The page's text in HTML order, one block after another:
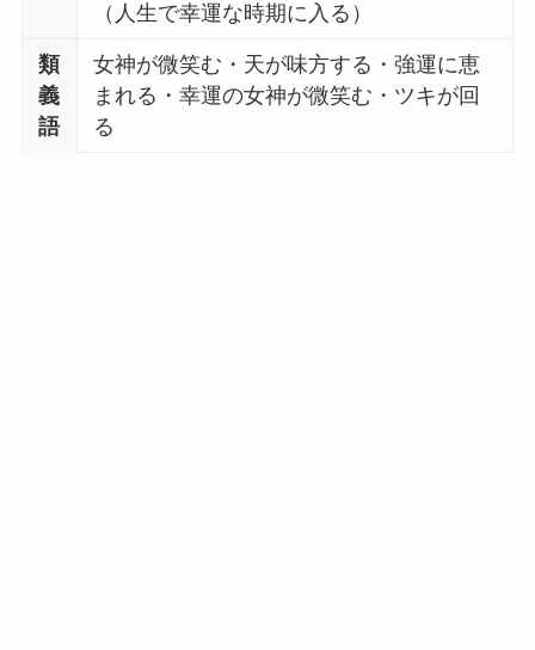
（人生で幸運な時期に入る）
類
義
語
女神が微笑む・天が味方する・強運に恵
まれる・幸運の女神が微笑む・ツキが回
る